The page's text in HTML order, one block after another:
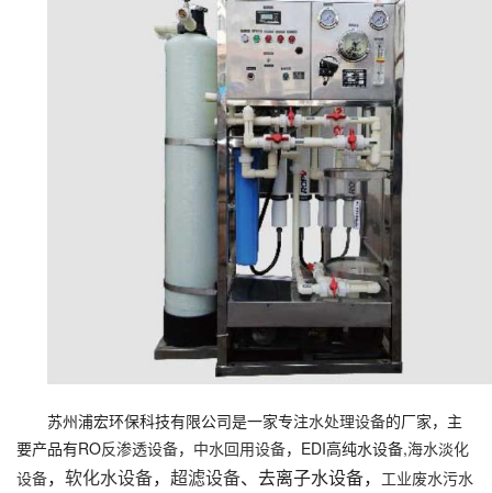
苏州浦宏环保科技有限公司是一家专注水处理设备的厂家，主
要产品有RO反渗透设备， 中水回用设备，EDI高纯水设备,海水淡化
设备， 软化水设备， 超滤设备、去离子水设备， 工业废水污水